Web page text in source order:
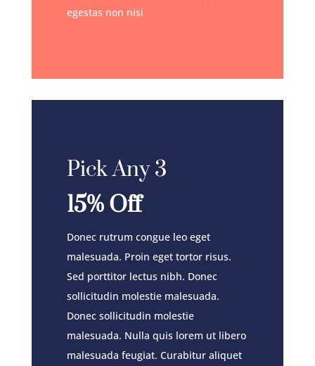
egestas non nisi
Pick Any 3
15% Off
Donec rutrum congue leo eget
malesuada. Proin eget tortor risus.
Sed porttitor lectus nibh. Donec
sollicitudin molestie malesuada.
Donec sollicitudin molestie
malesuada. Nulla quis lorem ut libero
malesuada feugiat. Curabitur aliquet